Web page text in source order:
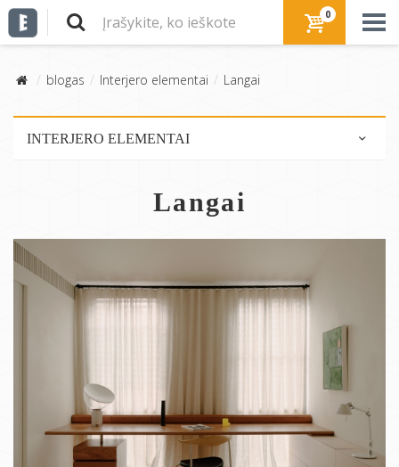
0
blogas Interjero elementai Langai
INTERJERO ELEMENTAI
Grindys
Sienos
Spalvos
Tekstilė
Pertvaros,širmos
Židinys
Sijos, balkiai
Langai